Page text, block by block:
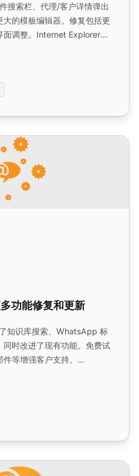
搜索栏、代理/客户详情弹出
的模板编辑器。修复包括更
面调整。Internet Explorer
和更新
功能修复和更新
知识库搜索、WhatsApp 标
时改进了现有功能。免费试
件等增强客户支持。...
额外的应用改进